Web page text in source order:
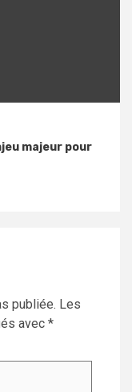
majeur pour
publiée. Les
avec *